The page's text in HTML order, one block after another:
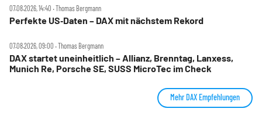
07.08.2026, 14:40 ‧ Thomas Bergmann
Perfekte US‑Daten – DAX mit nächstem Rekord
07.08.2026, 09:00 ‧ Thomas Bergmann
DAX startet uneinheitlich – Allianz, Brenntag, Lanxess,
Munich Re, Porsche SE, SUSS MicroTec im Check
Mehr DAX Empfehlungen